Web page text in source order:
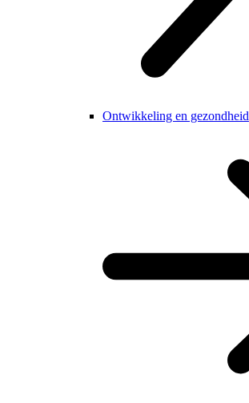
Ontwikkeling en gezondheid